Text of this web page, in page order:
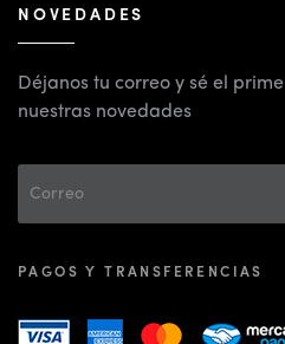
NOVEDADES
Déjanos tu correo y sé el
nuestras novedades
PAGOS Y TRANSFERENCIAS